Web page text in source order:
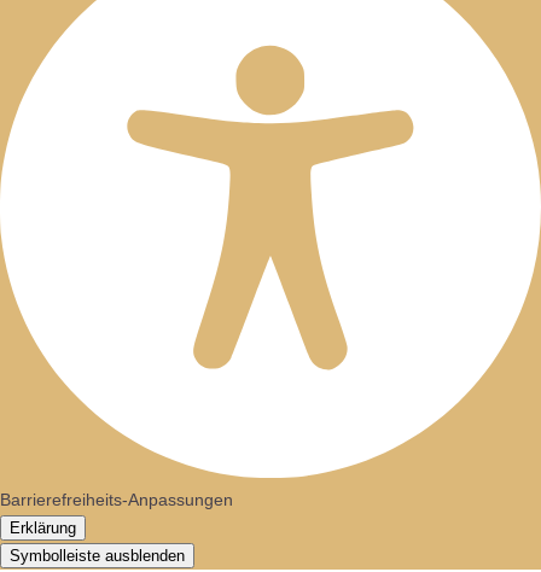
Barrierefreiheits-Anpassungen
Erklärung
Symbolleiste ausblenden